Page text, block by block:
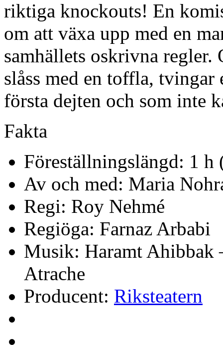
riktiga knockouts! En
om att växa upp med en
samhällets oskrivna
slåss med en toffla, tvingar
första dejten och som inte
Fakta
Föreställningslängd: 1 h
Av och med: Maria
Regi: Roy Nehmé
Regiöga: Farnaz Arbabi
Musik: Haramt Ahibbak
Atrache
Producent: Riksteatern